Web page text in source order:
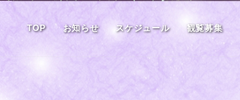
TOP お知らせ スケジュール 観覧募集